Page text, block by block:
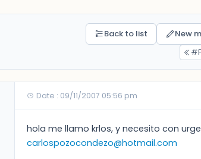
Back to list New
Date : 09/11/2007 05:56 pm
hola me llamo krlos, y necesito con
carlospozocondezo@hotmail.com